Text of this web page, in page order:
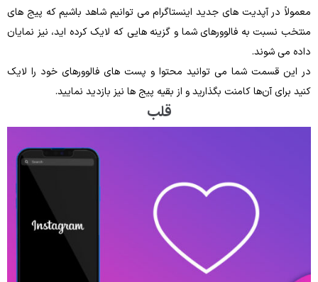
معمولاً در آپدیت های جدید اینستاگرام می‌ توانیم شاهد باشیم که پیج های
منتخب نسبت به فالوورهای شما و گزینه هایی که لایک کرده‌ اید، نیز نمایان
داده می ‌شوند.
در این قسمت شما می‌ توانید محتوا و پست ‌های فالوورهای خود را لایک
کنید برای آن‌ها کامنت بگذارید و از بقیه پیج ها نیز بازدید نمایید.
قلب